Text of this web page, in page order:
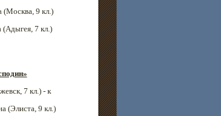
(Москва, 9 кл.)
(Адыгея, 7 кл.)
, 7 кл.) - к
(Элиста, 9 кл.)